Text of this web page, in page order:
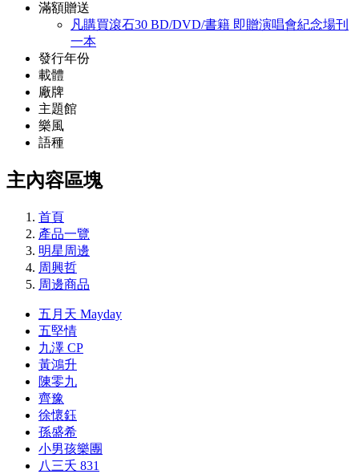
滿額贈送
凡購買滾石30 BD/DVD/書籍 即贈演唱會紀念場刊
一本
發行年份
載體
廠牌
主題館
樂風
語種
主內容區塊
首頁
產品一覽
明星周邊
周興哲
周邊商品
五月天 Mayday
五堅情
九澤 CP
黃鴻升
陳零九
齊豫
徐懷鈺
孫盛希
小男孩樂團
八三夭 831